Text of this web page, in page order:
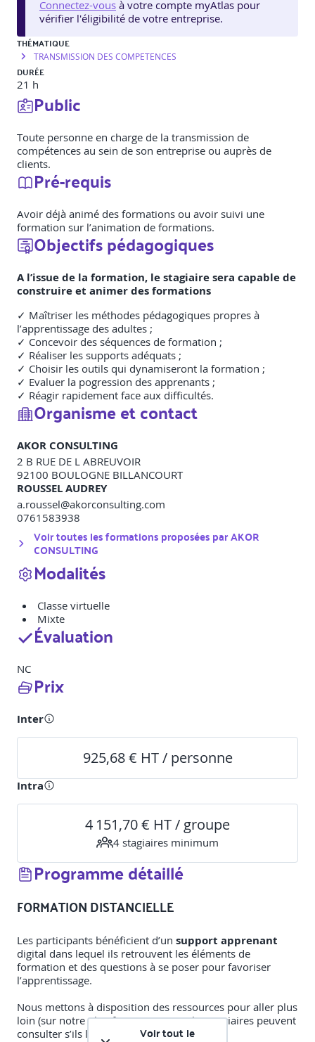
Connectez-vous à votre compte myAtlas pour
vérifier l'éligibilité de votre entreprise.
THÉMATIQUE
TRANSMISSION DES COMPETENCES
DURÉE
21 h
Public
Toute personne en charge de la transmission de
compétences au sein de son entreprise ou auprès de
clients.
Pré-requis
Avoir déjà animé des formations ou avoir suivi une
formation sur l’animation de formations.
Objectifs pédagogiques
A l’issue de la formation, le stagiaire sera capable de
construire et animer des formations
✓ Maîtriser les méthodes pédagogiques propres à
l’apprentissage des adultes ;
✓ Concevoir des séquences de formation ;
✓ Réaliser les supports adéquats ;
✓ Choisir les outils qui dynamiseront la formation ;
✓ Evaluer la pogression des apprenants ;
✓ Réagir rapidement face aux difficultés.
Organisme et contact
AKOR CONSULTING
2 B RUE DE L ABREUVOIR
92100 BOULOGNE BILLANCOURT
ROUSSEL AUDREY
a.roussel@akorconsulting.com
0761583938
Voir toutes les formations proposées parAKOR
CONSULTING
Modalités
Classe virtuelle
Mixte
Évaluation
NC
Prix
Inter
925,68 € HT / personne
Intra
4 151,70 € HT / groupe
4 stagiaires minimum
Programme détaillé
FORMATION DISTANCIELLE
Les participants bénéficient d’un support apprenant
digital dans lequel ils retrouvent les éléments de
formation et des questions à se poser pour favoriser
l’apprentissage.
Nous mettons à disposition des ressources pour aller plus
loin (sur notre plateforme LMS) que les stagiaires peuvent
consulter s’ils le souhaitent :Voir tout le